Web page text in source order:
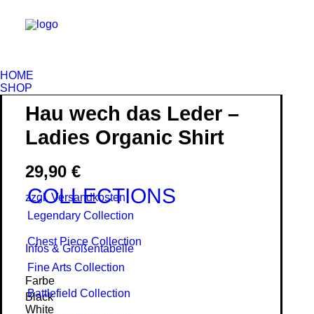
HOME
SHOP
COLLECTIONS
Legendary Collection
Chest Piece Collection
Fine Arts Collection
Battlefield Collection
Hau wech das Leder –
Ladies Organic Shirt
29,90 €
zzgl. Versandkosten
Infos & Größentabelle
Farbe
Black
White